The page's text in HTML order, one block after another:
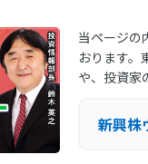
当ページ
おります。
や、投資家
新興株